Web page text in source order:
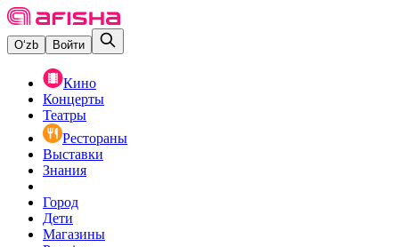
O‘zb Войти
Кино
Концерты
Театры
Рестораны
Выставки
Знания
Город
Дети
Магазины